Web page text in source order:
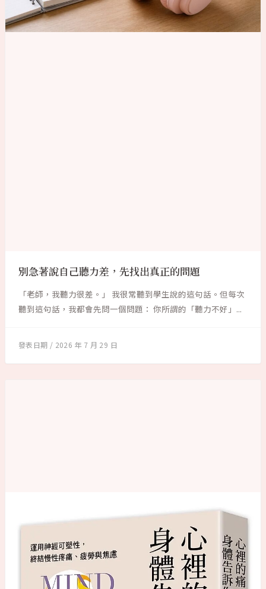
別急著說自己聽力差，先找出真正的問題
「老師，我聽力很差。」 我很常聽到學生說的這句話。但每次
聽到這句話，我都會先問一個問題： 你所謂的「聽力不好」...
2026 年 7 月 29 日